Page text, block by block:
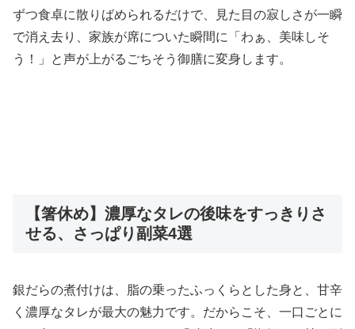
ずつ食卓に散りばめられるだけで、見た目の寂しさが一瞬
で消え去り、家族が席についた瞬間に「わぁ、美味しそ
う！」と声が上がるごちそう御膳に変身します。
【箸休め】濃厚なタレの後味をすっきりさ
せる、さっぱり副菜4選
銀だらの煮付けは、脂の乗ったふっくらとした身と、甘辛
く濃厚なタレが最大の魅力です。だからこそ、一口ごとに